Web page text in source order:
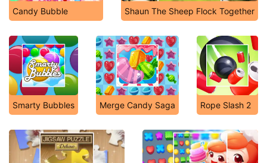
Candy Bubble Shaun The Sheep Flock Together
Smarty Bubbles Merge Candy Saga Rope Slash 2